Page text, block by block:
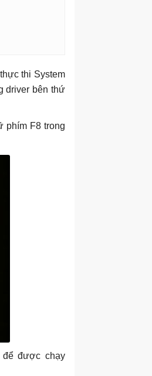
thi System
driver bên thứ
phím F8 trong
để được chạy